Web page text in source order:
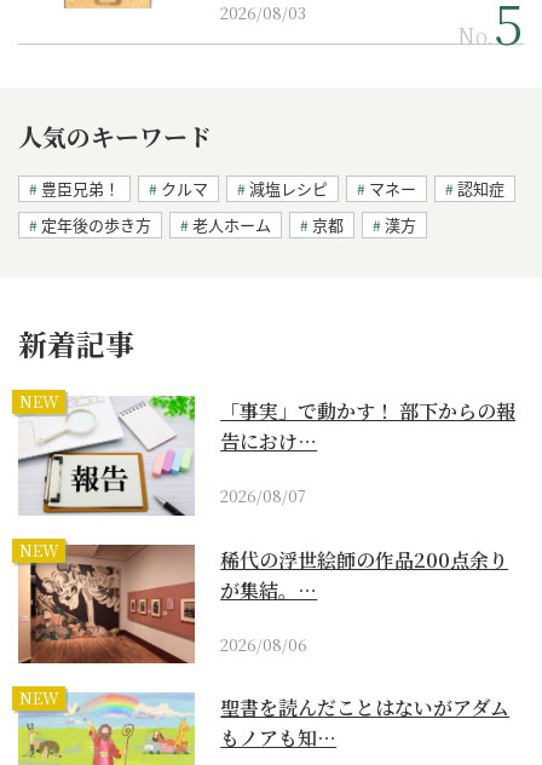
2026/08/03
No.
人気のキーワード
豊臣兄弟！ クルマ 減塩レシピ マネー
認知症
定年後の歩き方
老人ホーム 京都 漢方
新着記事
NEW
「事実」で動かす！ 部下からの報
告におけ…
2026/08/07
NEW
稀代の浮世絵師の作品200点余り
が集結。…
2026/08/06
NEW
聖書を読んだことはないがアダム
もノアも知…